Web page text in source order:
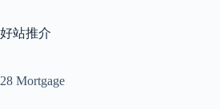
好站推介
28 Mortgage